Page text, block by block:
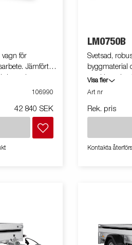
vagn för
Jämfört
kapaciteten
Vagnen på
106990
42 840 SEK
LM0750B
Svetsad,
byggmaterial
med L-serien
större.
Visa fler
Art nr
Rek. pris
Kontakta